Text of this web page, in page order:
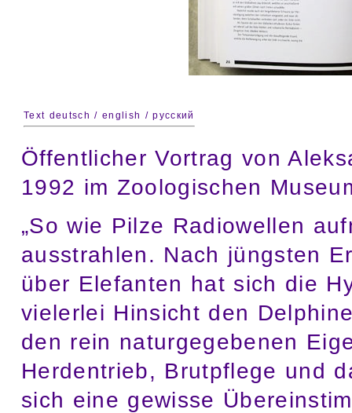
Text deutsch / english / русский
Öffentlicher Vortrag von
1992 im Zoologischen
„So wie Pilze Radiowellen
ausstrahlen. Nach jüngsten
über Elefanten hat sich die
vielerlei Hinsicht den
den rein naturgegebenen
Herdentrieb, Brutpflege und
sich eine gewisse